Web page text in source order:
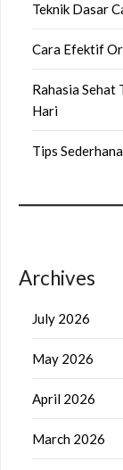
Teknik Dasar
Cara Efektif
Rahasia Sehat
Hari
Tips
Archives
July 2026
May 2026
April 2026
March 2026